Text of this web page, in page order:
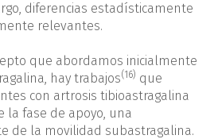
diferencias estadísticamente
relevantes.
que abordamos inicialmente
hay trabajos(16) que
con artrosis tibioastragalina
la fase de apoyo, una
de la movilidad subastragalina.